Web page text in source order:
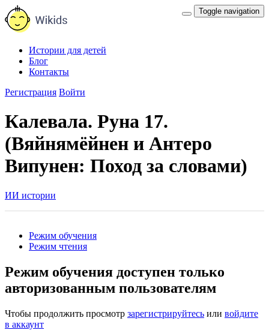
Toggle navigation
Истории для детей
Блог
Контакты
Регистрация Войти
Калевала. Руна 17.
(Вяйнямёйнен и Антеро
Випунен: Поход за словами)
ИИ истории
Режим обучения
Режим чтения
Режим обучения доступен только
авторизованным пользователям
Чтобы продолжить просмотр зарегистрируйтесь или войдите
в аккаунт